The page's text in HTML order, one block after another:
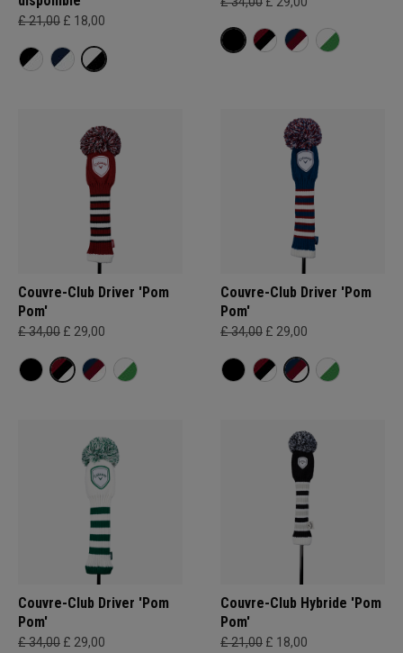
£ 21,00 £ 18,00
Couvre-Club Driver 'Pom
Pom'
£ 34,00 £ 29,00
Couvre-Club Driver 'Pom
Pom'
£ 34,00 £ 29,00
Couvre-Club Driver 'Pom
Pom'
£ 34,00 £ 29,00
Couvre-Club Hybride 'Pom
Pom'
£ 21,00 £ 18,00